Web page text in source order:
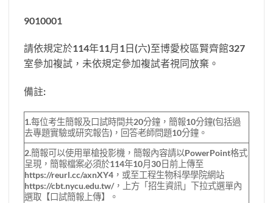
9010001
請依規定於114年11月1日(六)至博愛校區賢齊館327
室參加複試，未依規定參加複試者視同放棄。
備註:
1.每位考生簡報及口試時間共20分鐘，簡報10分鐘(包括過
去專題實驗或研究報告)，回答老師問題10分鐘。
2.簡報可以使用單槍投影機，簡報內容請以PowerPoint格式
呈現，簡報檔案必須於114年10月30日前上傳至
https://reurl.cc/axnXY4，或至工程生物科學學院網站
https://cbt.nycu.edu.tw/，上方「招生資訊」下拉式選單內
選取【口試簡報上傳】。